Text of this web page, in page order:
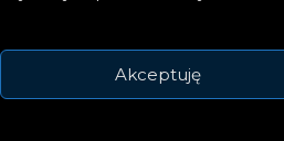
Akceptuję
Patricka niosącego
biegacza
przewodnika i razem z